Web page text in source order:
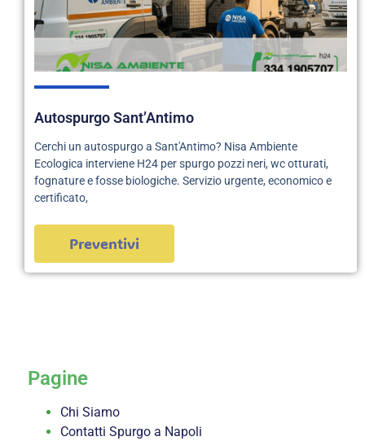
Autospurgo Sant’Antimo
Cerchi un autospurgo a Sant'Antimo? Nisa Ambiente
Ecologica interviene H24 per spurgo pozzi neri, wc otturati,
fognature e fosse biologiche. Servizio urgente, economico e
certificato,
Preventivi
Pagine
Chi Siamo
Contatti Spurgo a Napoli